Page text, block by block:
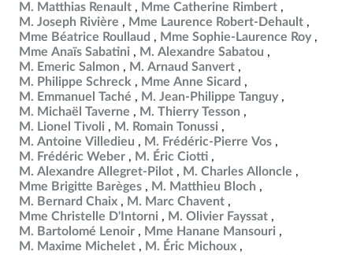
M. Matthias Renault
Mme Catherine Rimbert
M. Joseph Rivière
Mme Laurence Robert-Dehault
Mme Béatrice Roullaud
Mme Sophie-Laurence Roy
Mme Anaïs Sabatini
M. Alexandre Sabatou
M. Emeric Salmon
M. Arnaud Sanvert
M. Philippe Schreck
Mme Anne Sicard
M. Emmanuel Taché
M. Jean-Philippe Tanguy
M. Michaël Taverne
M. Thierry Tesson
M. Lionel Tivoli
M. Romain Tonussi
M. Antoine Villedieu
M. Frédéric-Pierre Vos
M. Frédéric Weber
M. Éric Ciotti
M. Alexandre Allegret-Pilot
M. Charles Alloncle
Mme Brigitte Barèges
M. Matthieu Bloch
M. Bernard Chaix
M. Marc Chavent
Mme Christelle D'Intorni
M. Olivier Fayssat
M. Bartolomé Lenoir
Mme Hanane Mansouri
M. Maxime Michelet
M. Éric Michoux